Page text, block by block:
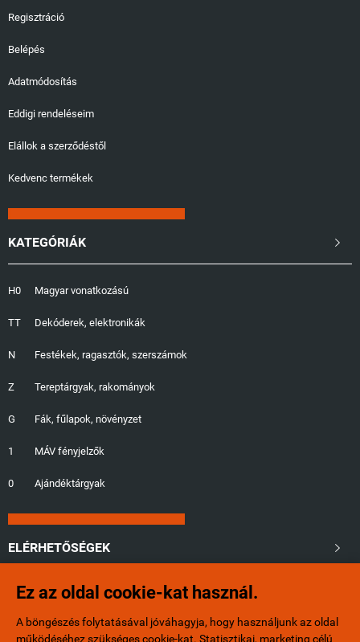
Ez az oldal cookie-kat használ.
A böngészés folytatásával jóváhagyja, hogy használjunk az oldal
működéséhez szükséges cookie-kat. Statisztikai, marketing célú
Regisztráció
Belépés
Adatmódosítás
Eddigi rendeléseim
Elállok a szerződéstől
Kedvenc termékek
KATEGÓRIÁK 
H0
TT
N
Z
G
1
0
Magyar vonatkozású
Dekóderek, elektronikák
Festékek, ragasztók, szerszámok
Tereptárgyak, rakományok
Fák, fűlapok, növényzet
MÁV fényjelzők
Ajándéktárgyak
ELÉRHETŐSÉGEK 
+36/20-401-6553
info@minibox.hu